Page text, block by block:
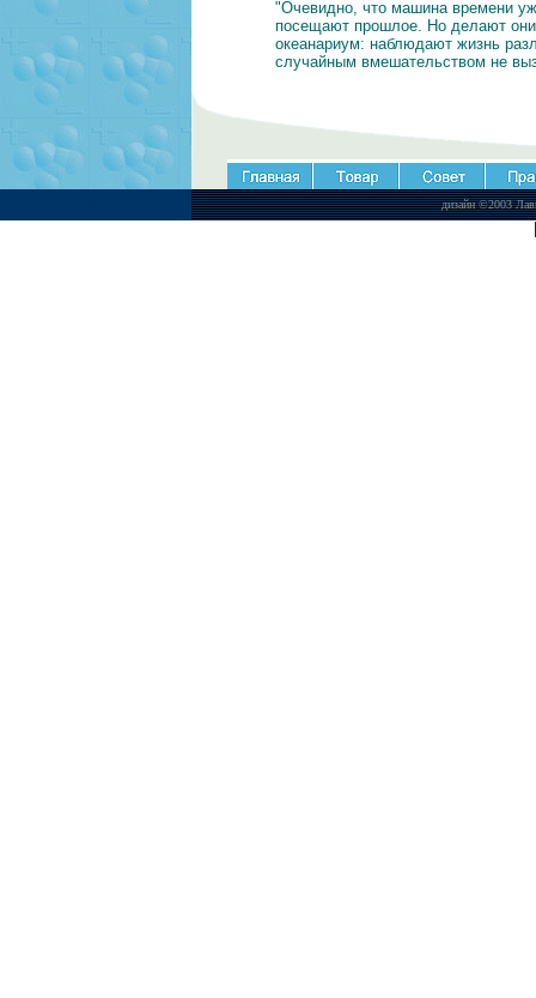
"Очевидно, что машина времени
посещают прошлое. Но делают
океанариум: наблюдают жизнь
случайным вмешательством не
дизайн ©2003